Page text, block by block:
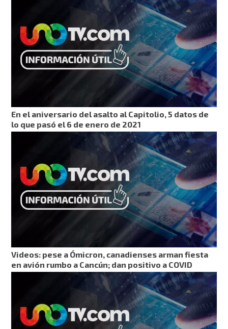
En el aniversario del asalto al Capitolio, 5 datos de
lo que pasó el 6 de enero de 2021
Videos: pese a Ómicron, canadienses arman fiesta
en avión rumbo a Cancún; dan positivo a COVID